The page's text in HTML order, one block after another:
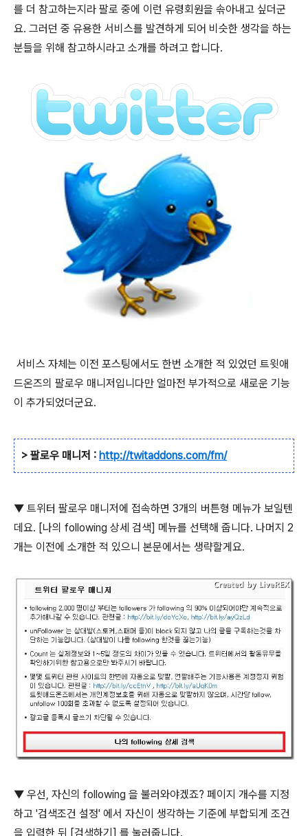
를 더 참고하는지라 팔로 중에 이런 유령회원을 솎아내고 싶더군
요. 그러던 중 유용한 서비스를 발견하게 되어 비슷한 생각을 하는
분들을 위해 참고하시라고 소개를 하려고 합니다.
서비스 자체는 이전 포스팅에서도 한번 소개한 적 있었던 트윗애
드온즈의 팔로우 매니저입니다만 얼마전 부가적으로 새로운 기능
이 추가되었더군요.
> 팔로우 매니저 : http://twitaddons.com/fm/
▼ 트위터 팔로우 매니저에 접속하면 3개의 버튼형 메뉴가 보일텐
데요. [나의 following 상세 검색] 메뉴를 선택해 줍니다. 나머지 2
개는 이전에 소개한 적 있으니 본문에서는 생략할게요.
▼ 우선, 자신의 following 을 불러와야겠죠? 페이지 개수를 지정
하고 '검색조건 설정' 에서 자신이 생각하는 기준에 부합되게 조건
을 입력한 뒤 [검색하기] 를 눌러줍니다.